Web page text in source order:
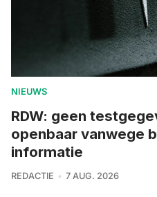
NIEUWS
RDW: geen
openbaar vanwege
informatie
REDACTIE 7 AUG. 2026